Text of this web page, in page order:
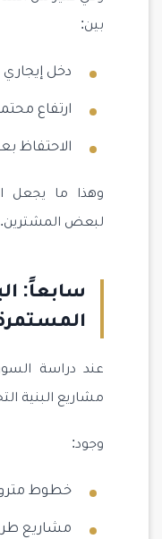
بين:
دخل إيجاري
ارتفاع
الاحتفاظ
وهذا ما يجعل
لبعض المشترين.
سابعاً:
عند دراسة
مشاريع البنية
وجود:
خطوط مترو
مشاريع